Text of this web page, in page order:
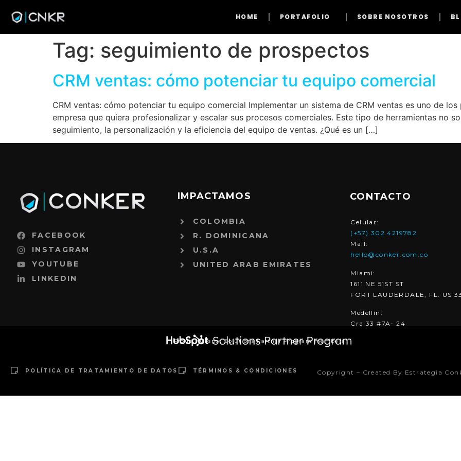
HOME PORTAFOLIO SOBRE NOSOTROS
Tag: seguimiento de prospectos
CRM ventas: cómo potenciar tu equipo comercial
CRM ventas: cómo potenciar tu equipo comercial Implementar un sistema de CRM ventas es uno de
empresa que quiera profesionalizar y escalar sus procesos comerciales. Este tipo de herramientas no
seguimiento, la personalización y la eficiencia del equipo de ventas. ¿Qué es un […]
FACEBOOK
INSTAGRAM
YOUTUBE
LINKEDIN
IMPACTAMOS
COLOMBIA
R. DOMINICANA
U.S.A
UNITED ARAB EMIRATES
CONTACTO
Celular:
(+57) 302 4219782
Mail:
hello@conker.com.co
Miami:
1611 NE 51ST ST
FORT LAUDERDALE, FL. US
Medellín:
Cra 33 #7A- 24
Proud Hubspot Solutions Partner Program members
POLÍTICA DE TRATAMIENTO DE DATOS TÉRMINOS & CONDICIONES Copyright – Created By Estrategia